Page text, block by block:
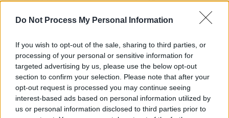
Do Not Process My Personal Information
If you wish to opt-out of the sale, sharing to third parties, or
processing of your personal or sensitive information for
targeted advertising by us, please use the below opt-out
section to confirm your selection. Please note that after your
opt-out request is processed you may continue seeing
interest-based ads based on personal information utilized by
us or personal information disclosed to third parties prior to
Προσθέστε το ΕΘΝΟΣ στη Google
Σεισμός3,3 Ρίχτερ σημειώθηκε την Τρίτη
στοΘέρμο Αιτωλοακαρνανίαςμε τη δόνηση